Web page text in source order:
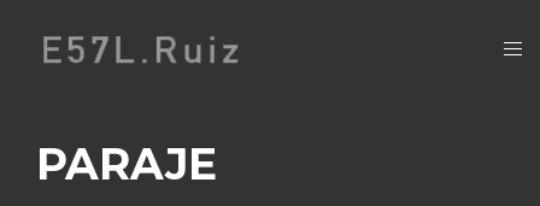
PARAJE